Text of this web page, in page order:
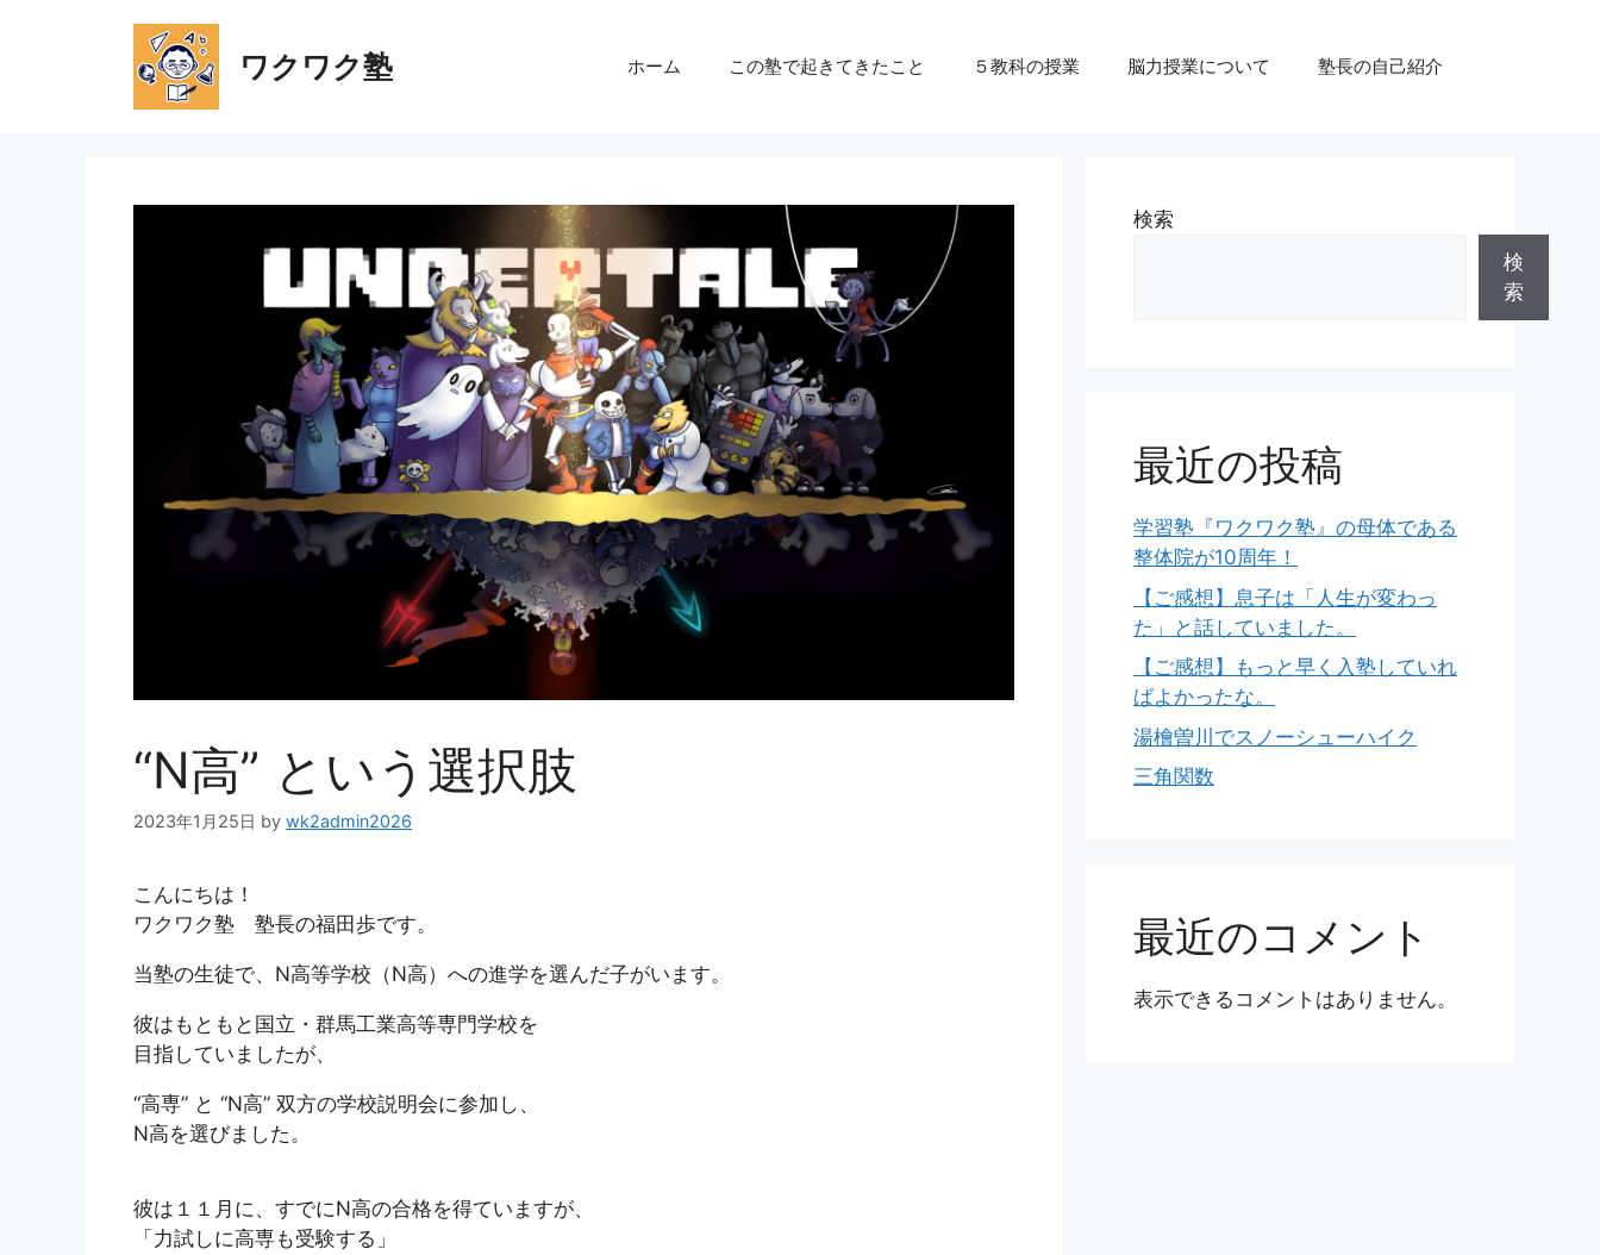
ワクワク塾 ホーム この塾で起きてきたこと ５教科の授業 脳力授業について 塾長の自己紹介
“N高” という選択肢
2023年1月25日 by wk2admin2026
こんにちは！
ワクワク塾 塾長の福田歩です。
当塾の生徒で、N高等学校（N高）への進学を選んだ子がいます。
彼はもともと国立・群馬工業高等専門学校を
目指していましたが、
“高専” と “N高” 双方の学校説明会に参加し、
N高を選びました。
彼は１１月に、すでにN高の合格を得ていますが、
「力試しに高専も受験する」
検索
検
索
最近の投稿
学習塾『ワクワク塾』の母体である
整体院が10周年！
【ご感想】息子は「人生が変わっ
た」と話していました。
【ご感想】もっと早く入塾していれ
ばよかったな。
湯檜曽川でスノーシューハイク
三角関数
最近のコメント
表示できるコメントはありません。